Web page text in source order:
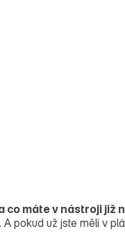
co máte v nástroji již
pokud už jste měli v